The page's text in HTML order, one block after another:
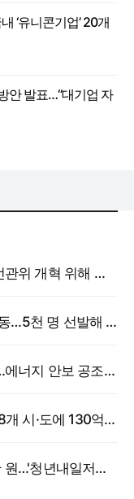
‘유니콘기업’ 20개
안 발표…“대기업 자
정부, '참정권 침해' 규명 총력... "선관위 개혁 위해 국정조사 등 모든 조치"
6만 명 몰린 '모두의 창업' 본격 시동…5천 명 선발해 밀착 지원
한일, 원유·석유제품 스와프 추진…에너지 안보 공조 강화
고용부, 중동전쟁 여파 대응 위해 8개 시·도에 130억 원 긴급 투입
월 10만 원 저축 시 3년 뒤 1440만 원…'청년내일저축계좌' 신규 모집